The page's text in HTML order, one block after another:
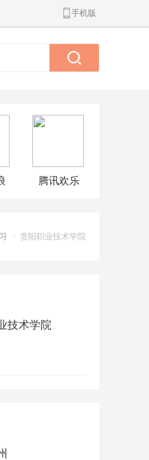
手机版
腾讯欢乐
版
> 贵阳职业技术学院
技术学院